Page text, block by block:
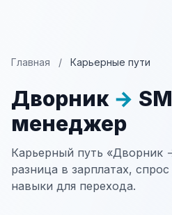
Главная / Карьерные пути
Дворник →
менеджер
Карьерный путь «Дворник
разница в зарплатах,
навыки для перехода.